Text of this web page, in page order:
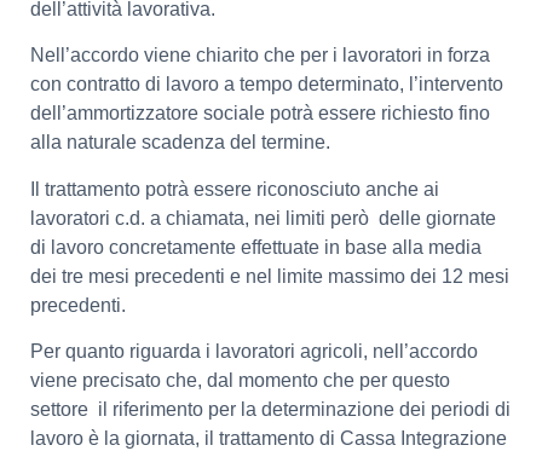
dell’attività lavorativa.
Nell’accordo viene chiarito che per i lavoratori in forza
con contratto di lavoro a tempo determinato, l’intervento
dell’ammortizzatore sociale potrà essere richiesto fino
alla naturale scadenza del termine.
Il trattamento potrà essere riconosciuto anche ai
lavoratori c.d. a chiamata, nei limiti però delle giornate
di lavoro concretamente effettuate in base alla media
dei tre mesi precedenti e nel limite massimo dei 12 mesi
precedenti.
Per quanto riguarda i lavoratori agricoli, nell’accordo
viene precisato che, dal momento che per questo
settore il riferimento per la determinazione dei periodi di
lavoro è la giornata, il trattamento di Cassa Integrazione